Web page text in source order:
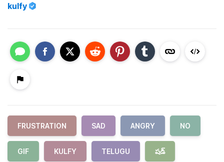
kulfy
FRUSTRATION SAD ANGRY NO
GIF KULFY TELUGU షడ్